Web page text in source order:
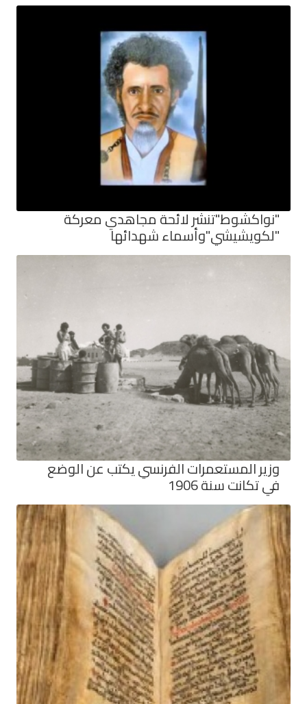
"نواكشوط"تنشر لائحة مجاهدي معركة
"لكويشيشي"وأسماء شهدائها
وزير المستعمرات الفرنسي يكتب عن الوضع
في تكانت سنة 1906